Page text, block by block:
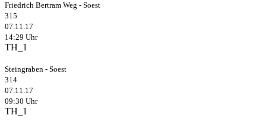
Friedrich Bertram Weg - Soest
315
07.11.17
14:29 Uhr
TH_1
Steingraben - Soest
314
07.11.17
09:30 Uhr
TH_1